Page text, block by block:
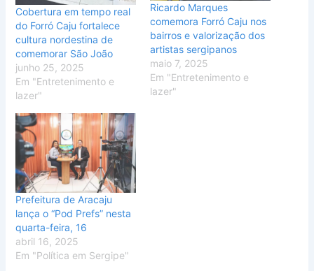
Cobertura em tempo real
do Forró Caju fortalece
cultura nordestina de
comemorar São João
junho 25, 2025
Em "Entretenimento e
lazer"
Ricardo Marques
comemora Forró Caju nos
bairros e valorização dos
artistas sergipanos
maio 7, 2025
Em "Entretenimento e
lazer"
Prefeitura de Aracaju
lança o “Pod Prefs” nesta
quarta-feira, 16
abril 16, 2025
Em "Política em Sergipe"